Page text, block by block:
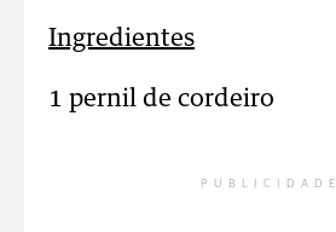
Ingredientes
1 pernil de cordeiro
PUBLICIDADE